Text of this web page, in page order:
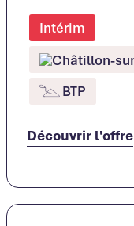
Intérim
BTP
Découvrir l'offre